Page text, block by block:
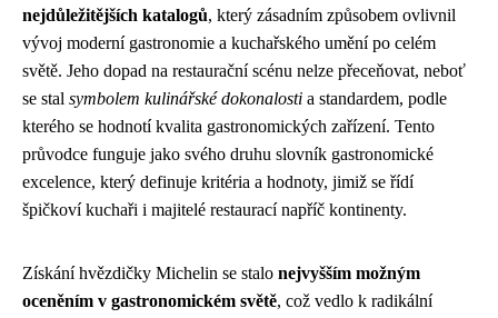
nejdůležitějších katalogů, který zásadním způsobem ovlivnil
vývoj moderní gastronomie a kuchařského umění po celém
světě. Jeho dopad na restaurační scénu nelze přeceňovat, neboť
se stal symbolem kulinářské dokonalosti a standardem, podle
kterého se hodnotí kvalita gastronomických zařízení. Tento
průvodce funguje jako svého druhu slovník gastronomické
excelence, který definuje kritéria a hodnoty, jimiž se řídí
špičkoví kuchaři i majitelé restaurací napříč kontinenty.
Získání hvězdičky Michelin se stalo nejvyšším možným
oceněním v gastronomickém světě, což vedlo k radikální